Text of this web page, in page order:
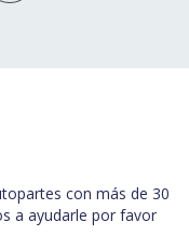
con más de 30
a ayudarle por favor